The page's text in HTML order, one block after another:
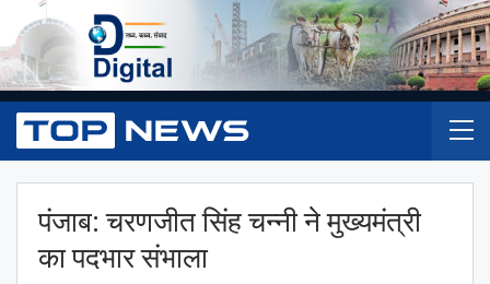
पंजाब: चरणजीत सिंह चन्नी ने मुख्यमंत्री
का पदभार संभाला